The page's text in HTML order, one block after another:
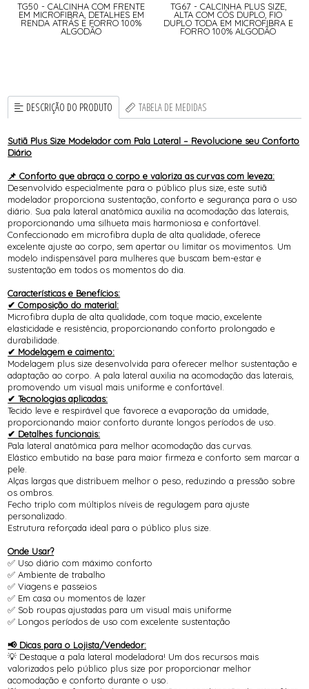
TG50 - CALCINHA COM FRENTE
EM MICROFIBRA, DETALHES EM
RENDA ATRÁS E FORRO 100%
ALGODÃO
TG67 - CALCINHA PLUS SIZE,
ALTA COM CÓS DUPLO, FIO
DUPLO TODA EM MICROFIBRA E
FORRO 100% ALGODÃO
DESCRIÇÃO DO PRODUTO TABELA DE MEDIDAS
Sutiã Plus Size Modelador com Pala Lateral – Revolucione seu Conforto
Diário
📌 Conforto que abraça o corpo e valoriza as curvas com leveza:
Desenvolvido especialmente para o público plus size, este sutiã
modelador proporciona sustentação, conforto e segurança para o uso
diário. Sua pala lateral anatômica auxilia na acomodação das laterais,
proporcionando uma silhueta mais harmoniosa e confortável.
Confeccionado em microfibra dupla de alta qualidade, oferece
excelente ajuste ao corpo, sem apertar ou limitar os movimentos. Um
modelo indispensável para mulheres que buscam bem-estar e
sustentação em todos os momentos do dia.
Características e Benefícios:
✔ Composição do material:
Microfibra dupla de alta qualidade, com toque macio, excelente
elasticidade e resistência, proporcionando conforto prolongado e
durabilidade.
✔ Modelagem e caimento:
Modelagem plus size desenvolvida para oferecer melhor sustentação e
adaptação ao corpo. A pala lateral auxilia na acomodação das laterais,
promovendo um visual mais uniforme e confortável.
✔ Tecnologias aplicadas:
Tecido leve e respirável que favorece a evaporação da umidade,
proporcionando maior conforto durante longos períodos de uso.
✔ Detalhes funcionais:
Pala lateral anatômica para melhor acomodação das curvas.
Elástico embutido na base para maior firmeza e conforto sem marcar a
pele.
Alças largas que distribuem melhor o peso, reduzindo a pressão sobre
os ombros.
Fecho triplo com múltiplos níveis de regulagem para ajuste
personalizado.
Estrutura reforçada ideal para o público plus size.
Onde Usar?
✅ Uso diário com máximo conforto
✅ Ambiente de trabalho
✅ Viagens e passeios
✅ Em casa ou momentos de lazer
✅ Sob roupas ajustadas para um visual mais uniforme
✅ Longos períodos de uso com excelente sustentação
📢 Dicas para o Lojista/Vendedor:
💡 Destaque a pala lateral modeladora! Um dos recursos mais
valorizados pelo público plus size por proporcionar melhor
acomodação e conforto durante o uso.